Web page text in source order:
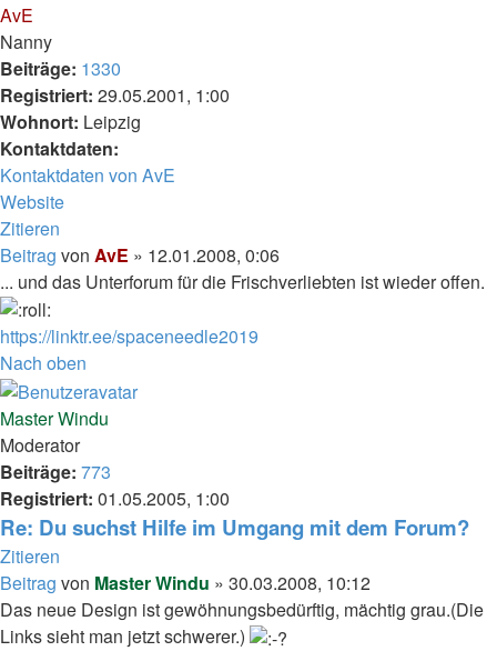
AvE
Nanny
Beiträge: 1330
Registriert: 29.05.2001, 1:00
Wohnort: Leipzig
Kontaktdaten:
Kontaktdaten von AvE
Website
Zitieren
Beitrag von AvE » 12.01.2008, 0:06
... und das Unterforum für die Frischverliebten ist wieder offen.
https://linktr.ee/spaceneedle2019
Nach oben
Master Windu
Moderator
Beiträge: 773
Registriert: 01.05.2005, 1:00
Re: Du suchst Hilfe im Umgang mit dem Forum?
Zitieren
Beitrag von Master Windu » 30.03.2008, 10:12
Das neue Design ist gewöhnungsbedürftig, mächtig grau.(Die
Links sieht man jetzt schwerer.)